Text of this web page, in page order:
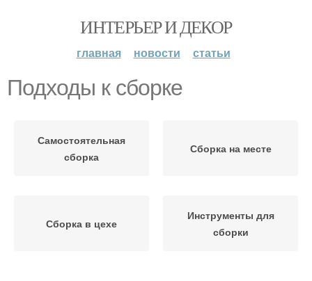
ИНТЕРЬЕР И ДЕКОР
главная новости статьи
Подходы к сборке
Самостоятельная
сборка
Сборка на месте
Сборка в цехе
Инструменты для
сборки